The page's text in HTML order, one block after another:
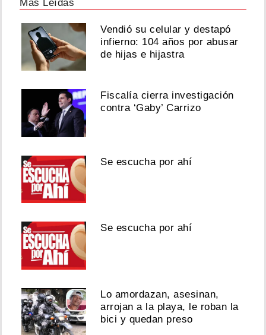
Más Leídas
Vendió su celular y destapó
infierno: 104 años por abusar
de hijas e hijastra
Fiscalía cierra investigación
contra ‘Gaby’ Carrizo
Se escucha por ahí
Se escucha por ahí
Lo amordazan, asesinan,
arrojan a la playa, le roban la
bici y quedan preso